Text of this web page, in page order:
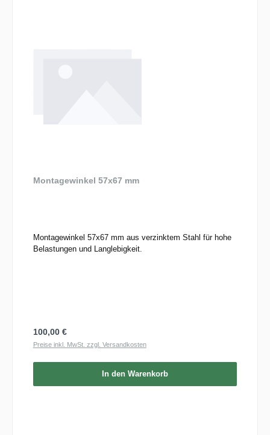
Montagewinkel 57x67 mm
Montagewinkel 57x67 mm aus verzinktem Stahl für hohe
Belastungen und Langlebigkeit.
Regulärer Preis:
100,00 €
Preise inkl. MwSt. zzgl. Versandkosten
In den Warenkorb